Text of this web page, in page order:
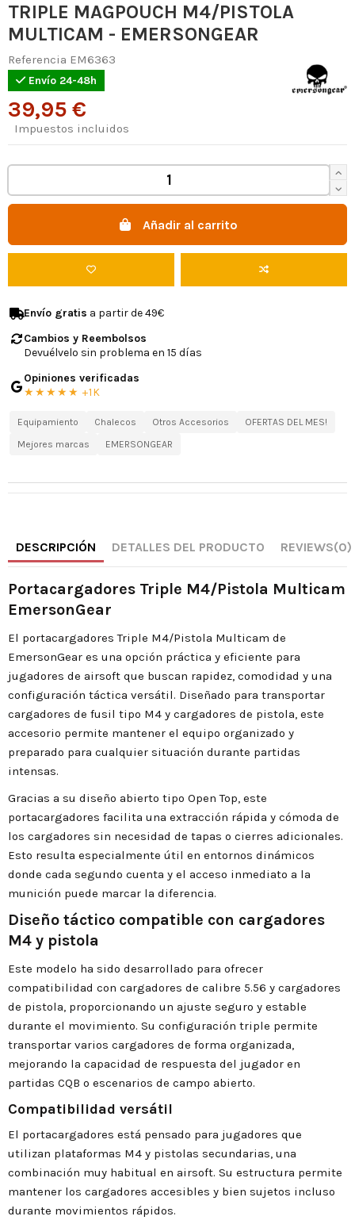
TRIPLE MAGPOUCH M4/PISTOLA
MULTICAM - EMERSONGEAR
Referencia EM6363
Envío 24-48h
39,95 €
Impuestos incluidos
Añadir al carrito
Envío gratis a partir de 49€
Cambios y Reembolsos
Devuélvelo sin problema en 15 días
Opiniones verificadas
★★★★★ +1K
Equipamiento Chalecos Otros Accesorios
OFERTAS DEL MES!
Mejores marcas
EMERSONGEAR
DESCRIPCIÓN DETALLES DEL PRODUCTO REVIEWS(0)
Portacargadores Triple M4/Pistola Multicam
EmersonGear
El portacargadores Triple M4/Pistola Multicam de
EmersonGear es una opción práctica y eficiente para
jugadores de airsoft que buscan rapidez, comodidad y una
configuración táctica versátil. Diseñado para transportar
cargadores de fusil tipo M4 y cargadores de pistola, este
accesorio permite mantener el equipo organizado y
preparado para cualquier situación durante partidas
intensas.
Gracias a su diseño abierto tipo Open Top, este
portacargadores facilita una extracción rápida y cómoda de
los cargadores sin necesidad de tapas o cierres adicionales.
Esto resulta especialmente útil en entornos dinámicos
donde cada segundo cuenta y el acceso inmediato a la
munición puede marcar la diferencia.
Diseño táctico compatible con cargadores
M4 y pistola
Este modelo ha sido desarrollado para ofrecer
compatibilidad con cargadores de calibre 5.56 y cargadores
de pistola, proporcionando un ajuste seguro y estable
durante el movimiento. Su configuración triple permite
transportar varios cargadores de forma organizada,
mejorando la capacidad de respuesta del jugador en
partidas CQB o escenarios de campo abierto.
Compatibilidad versátil
El portacargadores está pensado para jugadores que
utilizan plataformas M4 y pistolas secundarias, una
combinación muy habitual en airsoft. Su estructura permite
mantener los cargadores accesibles y bien sujetos incluso
durante movimientos rápidos.